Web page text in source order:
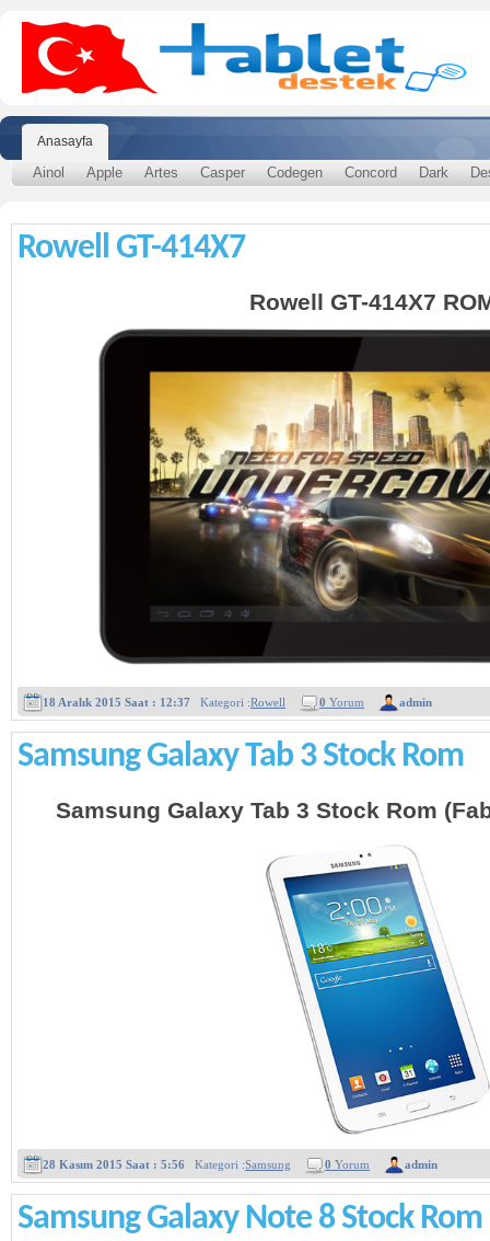
Anasayfa
Ainol Apple Artes Casper Codegen Concord Dark
Rowell GT-414X7
Rowell GT-414X7
18 Aralık 2015 Saat : 12:37 Kategori :Rowell 0 Yorum admin
Samsung Galaxy Tab 3 Stock Rom
Samsung Galaxy Tab 3 Stock Rom
28 Kasım 2015 Saat : 5:56 Kategori :Samsung 0 Yorum admin
Samsung Galaxy Note 8 Stock Rom